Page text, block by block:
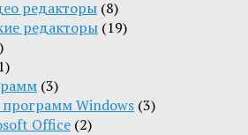
редакторы (8)
редакторы (19)
(3)
программ Windows (3)
Office (2)